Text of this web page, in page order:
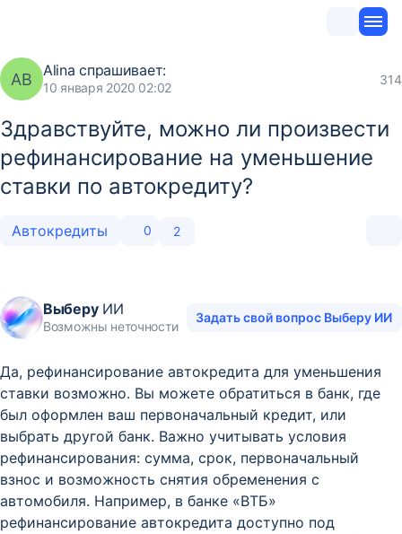
AB Alina спрашивает:
10 января 2020 02:02
314
Здравствуйте, можно ли произвести
рефинансирование на уменьшение
ставки по автокредиту?
Автокредиты 0 2
ВыберуИИ
Возможны неточности
Задать свой вопрос Выберу ИИ
Да, рефинансирование автокредита для уменьшения
ставки возможно. Вы можете обратиться в банк, где
был оформлен ваш первоначальный кредит, или
выбрать другой банк. Важно учитывать условия
рефинансирования: сумма, срок, первоначальный
взнос и возможность снятия обременения с
автомобиля. Например, в банке «ВТБ»
рефинансирование автокредита доступно под